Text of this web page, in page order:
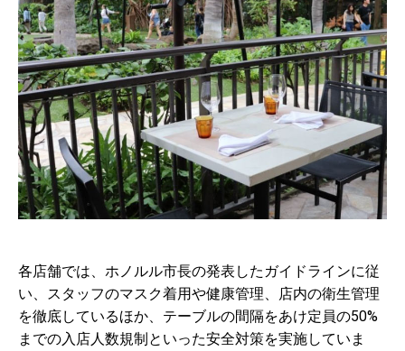
各店舗では、ホノルル市長の発表したガイドラインに従
い、スタッフのマスク着用や健康管理、店内の衛生管理
を徹底しているほか、テーブルの間隔をあけ定員の50%
までの入店人数規制といった安全対策を実施していま